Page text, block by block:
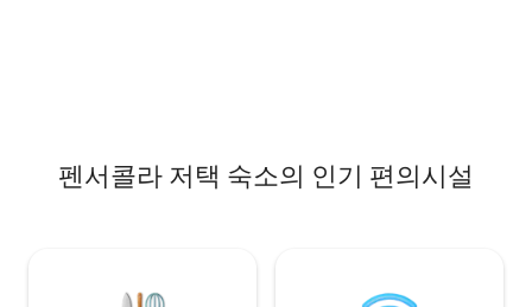
펜서콜라 저택 숙소의 인기 편의시설